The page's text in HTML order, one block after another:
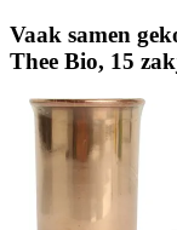
Vaak samen
Thee Bio, 15